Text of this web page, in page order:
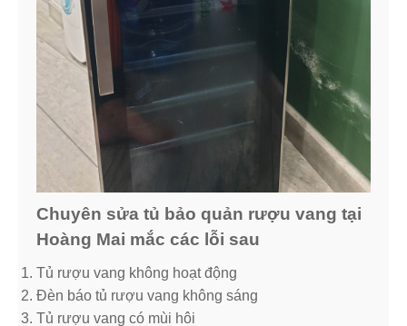
Chuyên sửa tủ bảo quản rượu vang tại
Hoàng Mai mắc các lỗi sau
Tủ rượu vang không hoạt động
Đèn báo tủ rượu vang không sáng
Tủ rượu vang có mùi hôi